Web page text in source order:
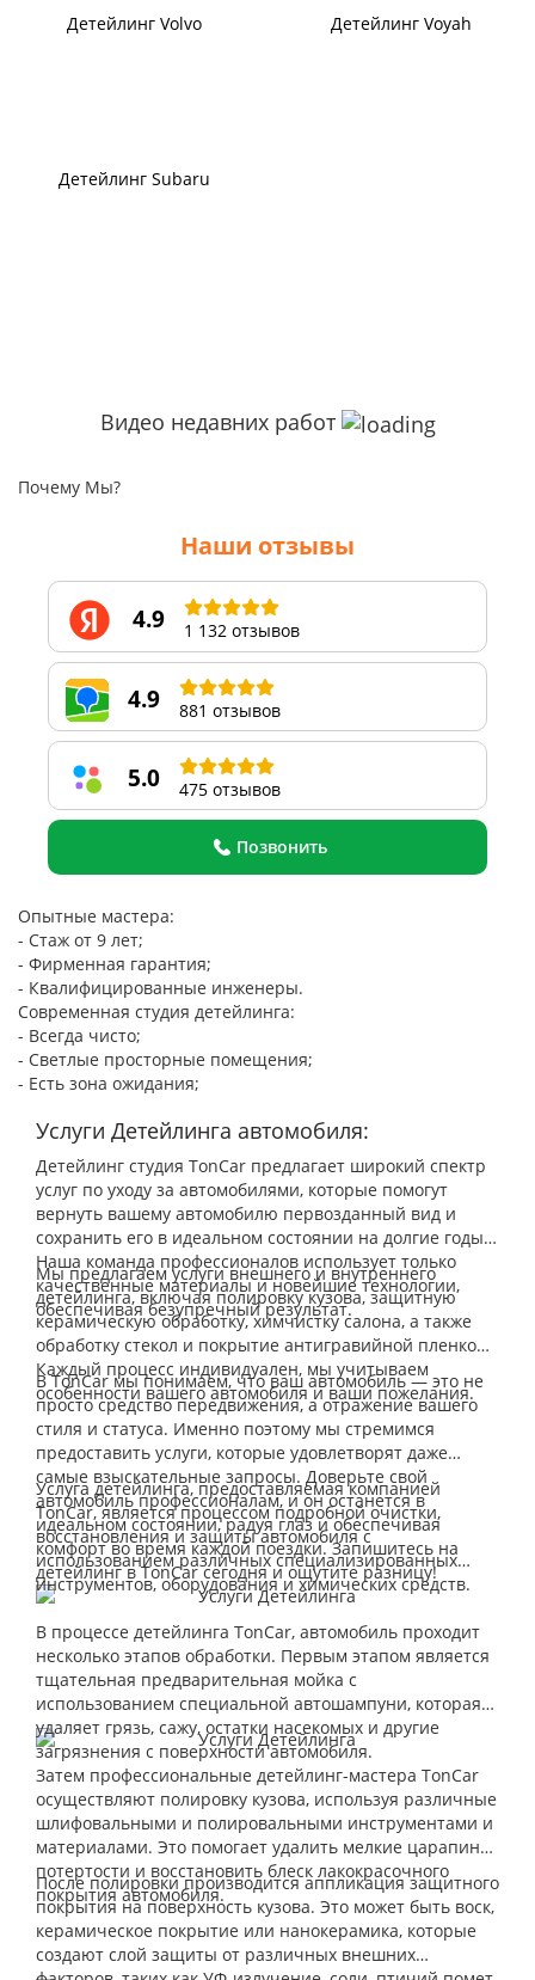
Детейлинг Volvo Детейлинг Voyah
Детейлинг Subaru
Видео недавних работ
Почему Мы?
Наши отзывы
4.9 1 132 отзывов
4.9 881 отзывов
5.0 475 отзывов
Позвонить
Опытные мастера:
- Стаж от 9 лет;
- Фирменная гарантия;
- Квалифицированные инженеры.
Современная студия детейлинга:
- Всегда чисто;
- Светлые просторные помещения;
- Есть зона ожидания;
Услуги Детейлинга автомобиля:
Детейлинг студия TonCar предлагает широкий спектр
услуг по уходу за автомобилями, которые помогут
вернуть вашему автомобилю первозданный вид и
сохранить его в идеальном состоянии на долгие годы.
Наша команда профессионалов использует только
качественные материалы и новейшие технологии,
обеспечивая безупречный результат.
Мы предлагаем услуги внешнего и внутреннего
детейлинга, включая полировку кузова, защитную
керамическую обработку, химчистку салона, а также
обработку стекол и покрытие антигравийной пленкой.
Каждый процесс индивидуален, мы учитываем
особенности вашего автомобиля и ваши пожелания.
В TonCar мы понимаем, что ваш автомобиль — это не
просто средство передвижения, а отражение вашего
стиля и статуса. Именно поэтому мы стремимся
предоставить услуги, которые удовлетворят даже
самые взыскательные запросы. Доверьте свой
автомобиль профессионалам, и он останется в
идеальном состоянии, радуя глаз и обеспечивая
комфорт во время каждой поездки. Запишитесь на
детейлинг в TonCar сегодня и ощутите разницу!
Услуга детейлинга, предоставляемая компанией
TonCar, является процессом подробной очистки,
восстановления и защиты автомобиля с
использованием различных специализированных
инструментов, оборудования и химических средств.
В процессе детейлинга TonCar, автомобиль проходит
несколько этапов обработки. Первым этапом является
тщательная предварительная мойка с
использованием специальной автошампуни, которая
удаляет грязь, сажу, остатки насекомых и другие
загрязнения с поверхности автомобиля.
Затем профессиональные детейлинг-мастера TonCar
осуществляют полировку кузова, используя различные
шлифовальными и полировальными инструментами и
материалами. Это помогает удалить мелкие царапины,
потертости и восстановить блеск лакокрасочного
покрытия автомобиля.
После полировки производится аппликация защитного
покрытия на поверхность кузова. Это может быть воск,
керамическое покрытие или нанокерамика, которые
создают слой защиты от различных внешних